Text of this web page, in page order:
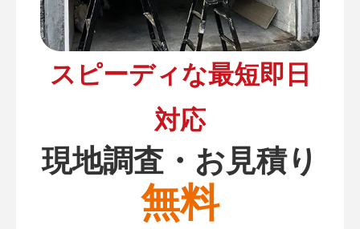
スピーディな最短即日
対応
現地調査・お見積り
無料